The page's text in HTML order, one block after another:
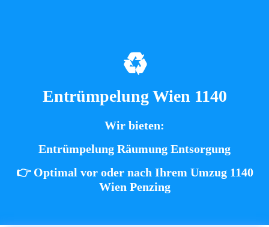
♻️
Entrümpelung Wien 1140
Wir bieten:
Entrümpelung Räumung Entsorgung
👉 Optimal vor oder nach Ihrem Umzug 1140
Wien Penzing